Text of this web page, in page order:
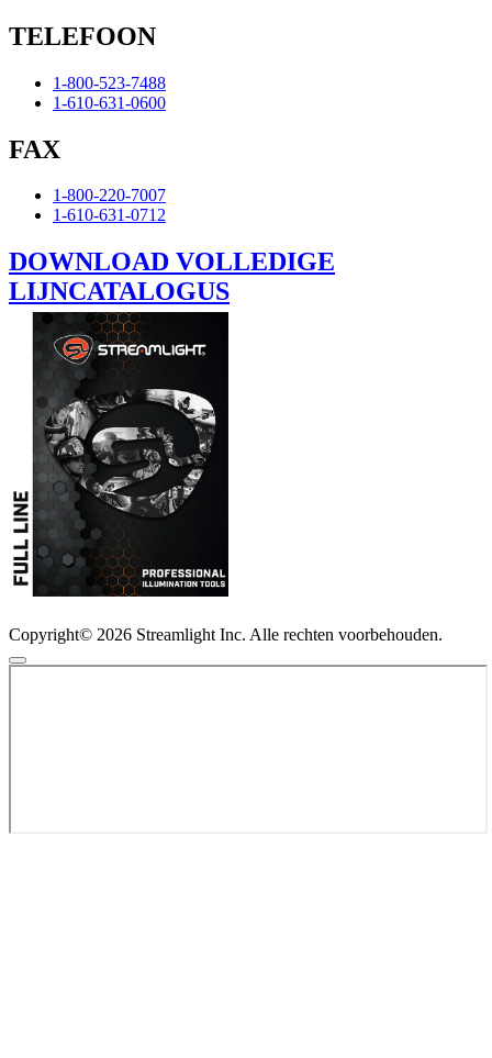
TELEFOON
1-800-523-7488
1-610-631-0600
FAX
1-800-220-7007
1-610-631-0712
DOWNLOAD VOLLEDIGE
LIJNCATALOGUS
Copyright© 2026 Streamlight Inc. Alle rechten voorbehouden.